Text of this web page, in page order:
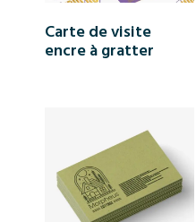
Carte de visite
encre à gratter